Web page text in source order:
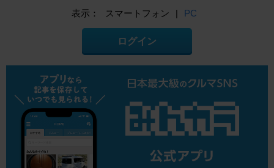
表示： スマートフォン | PC
ログイン